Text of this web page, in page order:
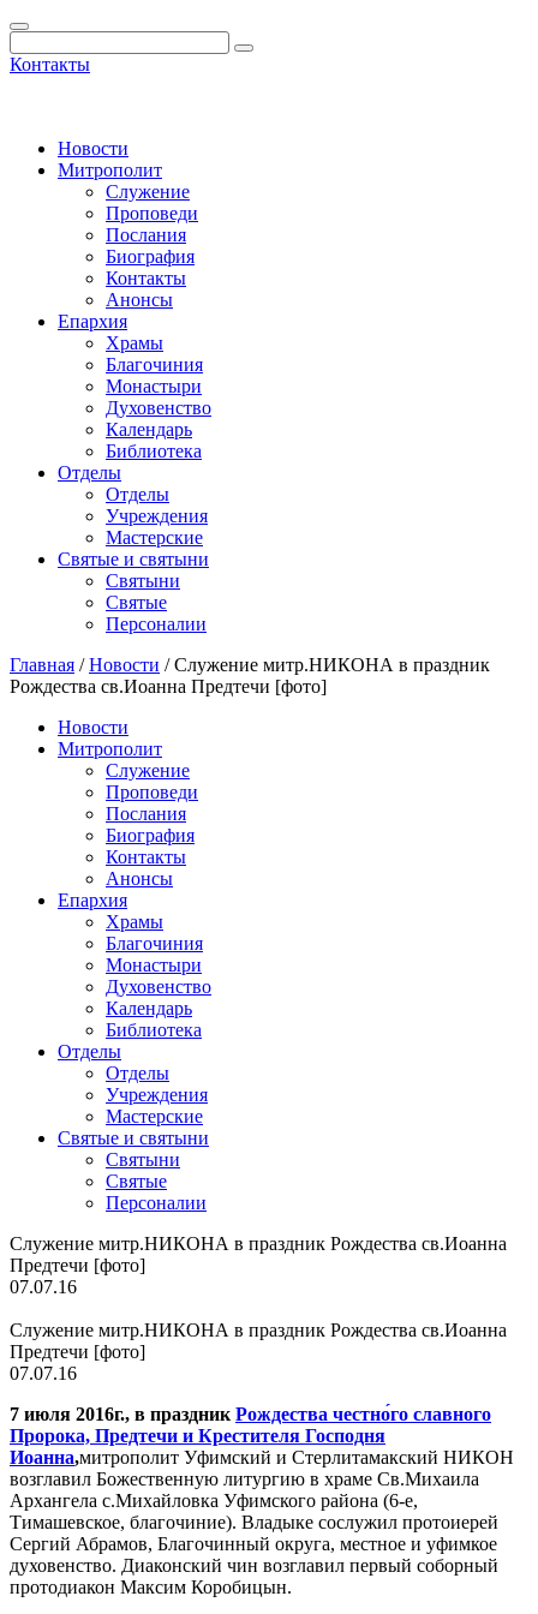
Контакты
Новости
Митрополит
Служение
Проповеди
Послания
Биография
Контакты
Анонсы
Епархия
Храмы
Благочиния
Монастыри
Духовенство
Календарь
Библиотека
Отделы
Отделы
Учреждения
Мастерские
Святые и святыни
Cвятыни
Cвятые
Персоналии
Главная /Новости /Служение митр.НИКОНА в праздник
Рождества св.Иоанна Предтечи [фото]
Новости
Митрополит
Служение
Проповеди
Послания
Биография
Контакты
Анонсы
Епархия
Храмы
Благочиния
Монастыри
Духовенство
Календарь
Библиотека
Отделы
Отделы
Учреждения
Мастерские
Святые и святыни
Cвятыни
Cвятые
Персоналии
Служение митр.НИКОНА в праздник Рождества св.Иоанна
Предтечи [фото]
07.07.16
Служение митр.НИКОНА в праздник Рождества св.Иоанна
Предтечи [фото]
07.07.16
7 июля 2016г., в праздник Рождества честно́го славного
Пророка, Предтечи и Крестителя Господня
Иоанна,митрополит Уфимский и Стерлитамакский НИКОН
возглавил Божественную литургию в храме Св.Михаила
Архангела с.Михайловка Уфимского района (6-е,
Тимашевское, благочиние). Владыке сослужил протоиерей
Сергий Абрамов, Благочинный округа, местное и уфимкое
духовенство. Диаконский чин возглавил первый соборный
протодиакон Максим Коробицын.